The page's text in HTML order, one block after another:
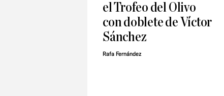
el Trofeo del Olivo
con doblete de Víctor
Sánchez
Rafa Fernández